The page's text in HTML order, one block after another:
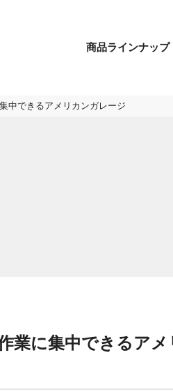
商品ラインナップ
中できるアメリカンガレージ
業に集中できるア